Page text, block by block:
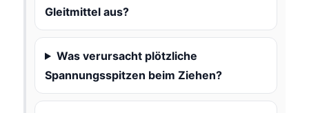
Gleitmittel aus?
Was verursacht plötzliche
Spannungsspitzen beim Ziehen?